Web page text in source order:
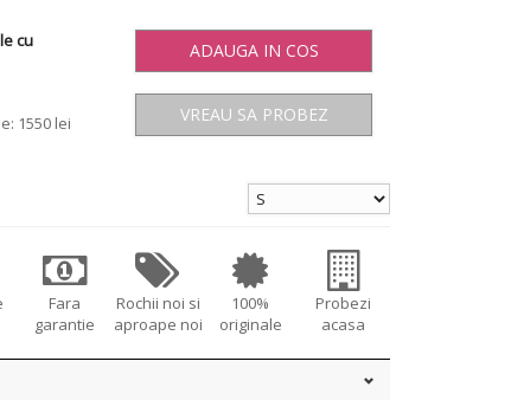
cu
1550 lei
ADAUGA IN COS
VREAU SA PROBEZ
Fara
garantie
Rochii noi si
aproape noi
100%
originale
Probezi
acasa